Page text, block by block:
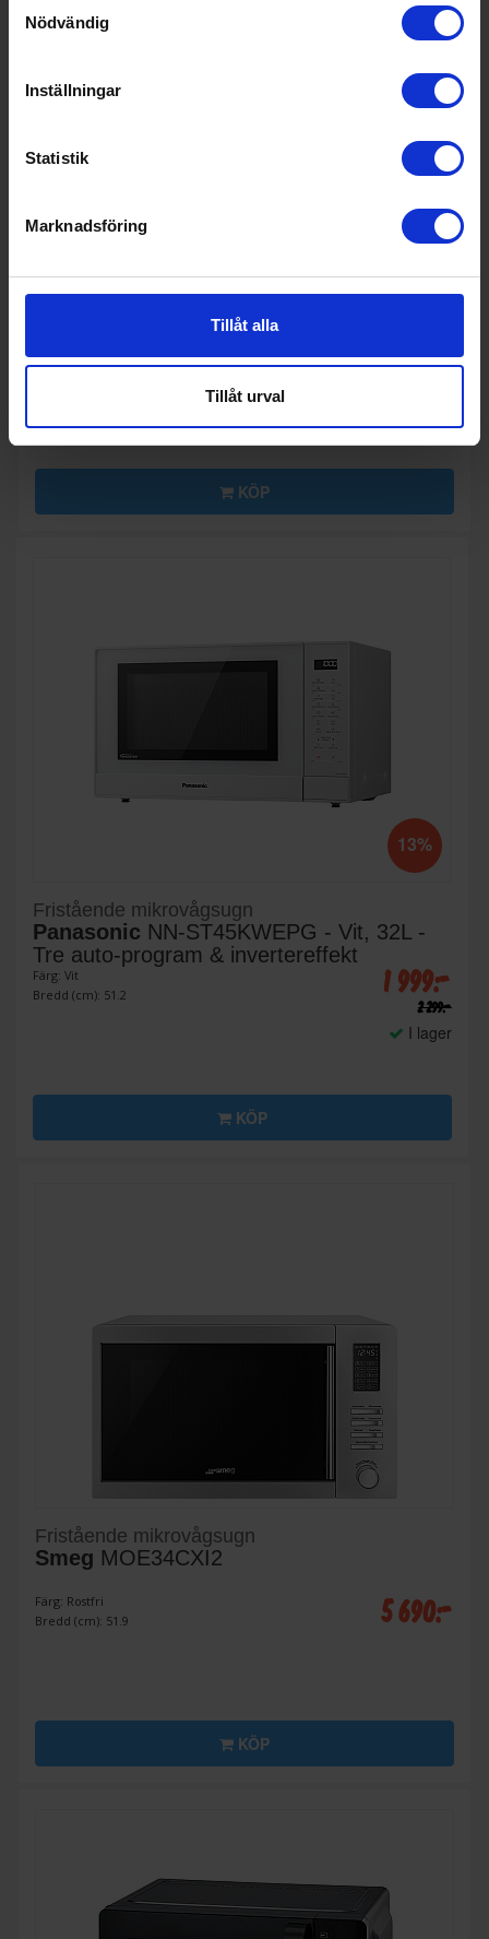
Nödvändig
Inställningar
Statistik
Marknadsföring
Tillåt alla
Tillåt urval
17%
Fristående mikrovågsugn
Retroknappar & inbyggd timer
Bredd (cm): 48.4
1 250:-
KÖP
13%
Fristående mikrovågsugn
Panasonic NN-ST45KWEPG - Vit, 32L -
Tre auto-program & invertereffekt
Färg: Vit
Bredd (cm): 51.2
1 999:-
2 299:-
I lager
KÖP
Fristående mikrovågsugn
Smeg MOE34CXI2
Färg: Rostfri
Bredd (cm): 51.9
5 690:-
KÖP